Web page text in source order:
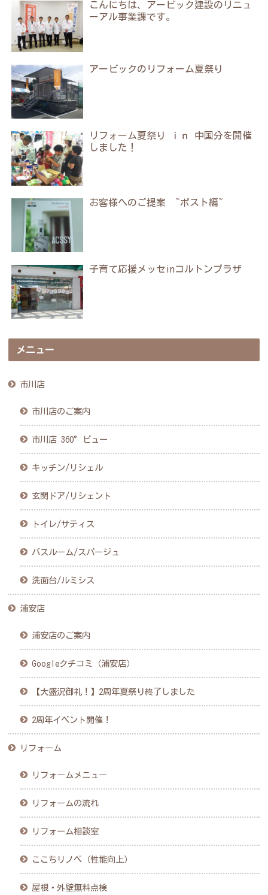
こんにちは、アービック建設のリニュ
ーアル事業課です。
アービックのリフォーム夏祭り
リフォーム夏祭り ｉｎ 中国分を開催
しました！
お客様へのご提案 ~ポスト編~
子育て応援メッセinコルトンプラザ
メニュー
市川店
市川店のご案内
市川店 360°ビュー
キッチン/リシェル
玄関ドア/リシェント
トイレ/サティス
バスルーム/スパージュ
洗面台/ルミシス
浦安店
浦安店のご案内
Googleクチコミ（浦安店）
【大盛況御礼！】2周年夏祭り終了しました
2周年イベント開催！
リフォーム
リフォームメニュー
リフォームの流れ
リフォーム相談室
ここちリノベ（性能向上）
屋根・外壁無料点検